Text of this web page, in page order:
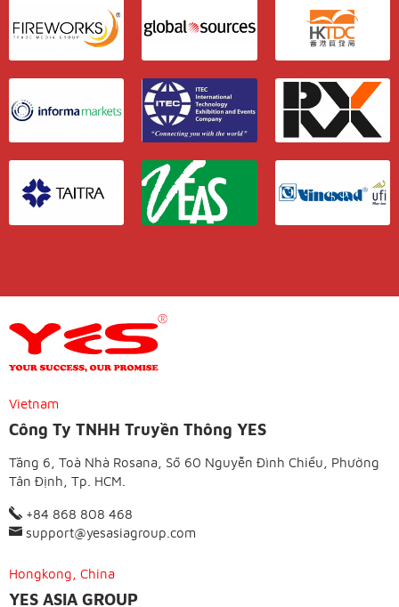
Vietnam
Công Ty TNHH Truyền Thông YES
Tầng 6, Toà Nhà Rosana, Số 60 Nguyễn Đình Chiểu, Phường
Tân Định, Tp. HCM.
+84 868 808 468
support@yesasiagroup.com
Hongkong, China
YES ASIA GROUP